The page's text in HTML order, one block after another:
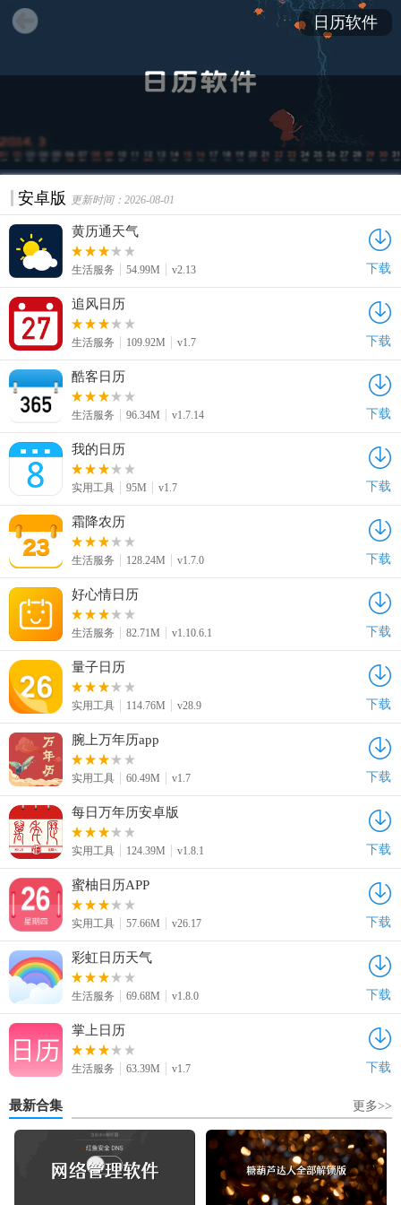
日历软件哪个好?这里给大家带来的最热门的日历软件推荐，
网站整理了大量实用好看的日历app下载排行，让你感受创意
方便查询最新的农历，每页都有相关信息，让您的重要日子
不再错过，人生就像日历，没有倒退只有前进，跟随你的日
历一起努力向前看，开启精彩的漫长旅行吧！喜欢就赶紧来
下载叭~~~
日历软件
安卓版 更新时间：2026-08-01
黄历通天气
生活服务 54.99M v2.13 下载
追风日历
生活服务 109.92M v1.7 下载
酷客日历
生活服务 96.34M v1.7.14 下载
我的日历
实用工具 95M v1.7 下载
霜降农历
生活服务 128.24M v1.7.0 下载
好心情日历
生活服务 82.71M v1.10.6.1 下载
量子日历
实用工具 114.76M v28.9 下载
腕上万年历app
实用工具 60.49M v1.7 下载
每日万年历安卓版
实用工具 124.39M v1.8.1 下载
蜜柚日历APP
实用工具 57.66M v26.17 下载
彩虹日历天气
生活服务 69.68M v1.8.0 下载
掌上日历
生活服务 63.39M v1.7 下载
最新合集 更多>>